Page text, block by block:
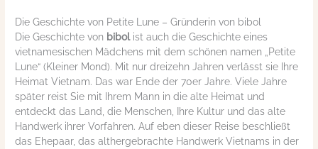
Die Geschichte von Petite Lune – Gründerin von bibol
Die Geschichte von bibolist auch die Geschichte eines
vietnamesischen Mädchens mit dem schönen namen „Petite
Lune“ (Kleiner Mond). Mit nur dreizehn Jahren verlässt sie Ihre
Heimat Vietnam. Das war Ende der 70er Jahre. Viele Jahre
später reist Sie mit Ihrem Mann in die alte Heimat und
entdeckt das Land, die Menschen, Ihre Kultur und das alte
Handwerk ihrer Vorfahren. Auf eben dieser Reise beschließt
das Ehepaar, das althergebrachte Handwerk Vietnams in der